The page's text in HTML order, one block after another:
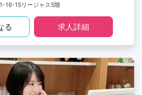
16-15リージャス5階
る 求人詳細